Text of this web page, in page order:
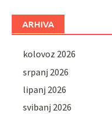
ARHIVA
kolovoz 2026
srpanj 2026
lipanj 2026
svibanj 2026